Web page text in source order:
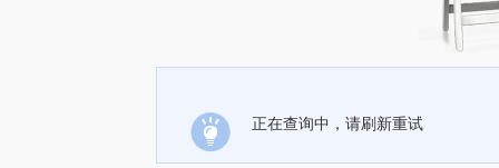
正在查询中，请刷新重试